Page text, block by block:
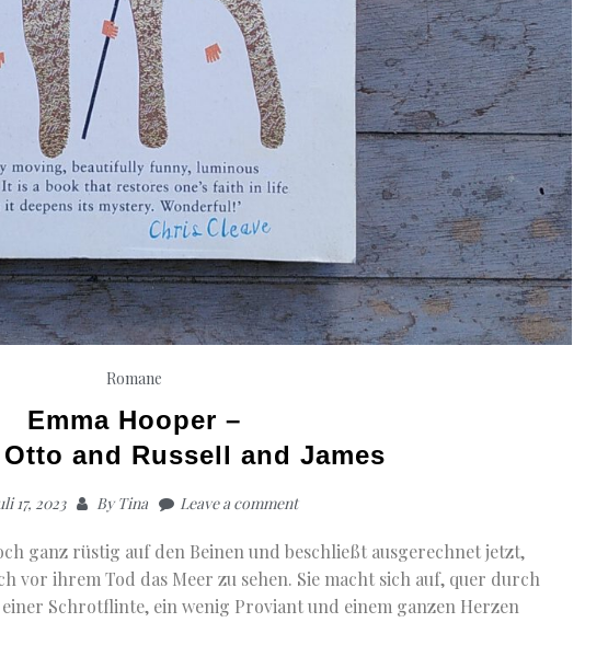
Romane
Emma Hooper –
and Russell and James
17, 2023 ByTina Leave a comment
ganz rüstig auf den Beinen und beschließt ausgerechnet jetzt,
vor ihrem Tod das Meer zu sehen. Sie macht sich auf, quer durch
Schrotflinte, ein wenig Proviant und einem ganzen Herzen